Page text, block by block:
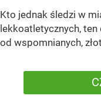
Kto jednak śledzi w
lekkoatletycznych,
od wspomnianych,